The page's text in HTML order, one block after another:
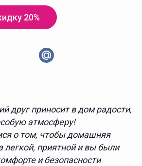
20%
друг приносит в дом радости,
атмосферу!
о том, чтобы домашняя
легкой, приятной и вы были
и безопасности